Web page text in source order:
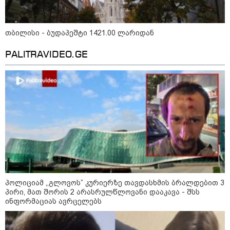
11:36 / 08-08-2026
წელიწადნახევარში საქართველოში 164
ადამიანი დაიკარგა - 57 პირს ამ დრომდე
ეძებენ
თბილისი - ბუდაპეშტი 1421.00 ლარიდან
PALITRAVIDEO.GE
პოლიციამ ,,გლოვოს” კურიერზე თავდასხმის ბრალდებით 3
პირი, მათ შორის 2 არასრულწლოვანი დააკავა - შსს
ინფორმაციას ავრცელებს